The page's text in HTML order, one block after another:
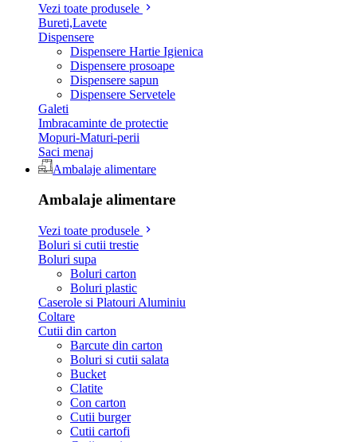
Vezi toate produsele
Bureti,Lavete
Dispensere
Dispensere Hartie Igienica
Dispensere prosoape
Dispensere sapun
Dispensere Servetele
Galeti
Imbracaminte de protectie
Mopuri-Maturi-perii
Saci menaj
Ambalaje alimentare
Ambalaje alimentare
Vezi toate produsele
Boluri si cutii trestie
Boluri supa
Boluri carton
Boluri plastic
Caserole si Platouri Aluminiu
Coltare
Cutii din carton
Barcute din carton
Boluri si cutii salata
Bucket
Clatite
Con carton
Cutii burger
Cutii cartofi